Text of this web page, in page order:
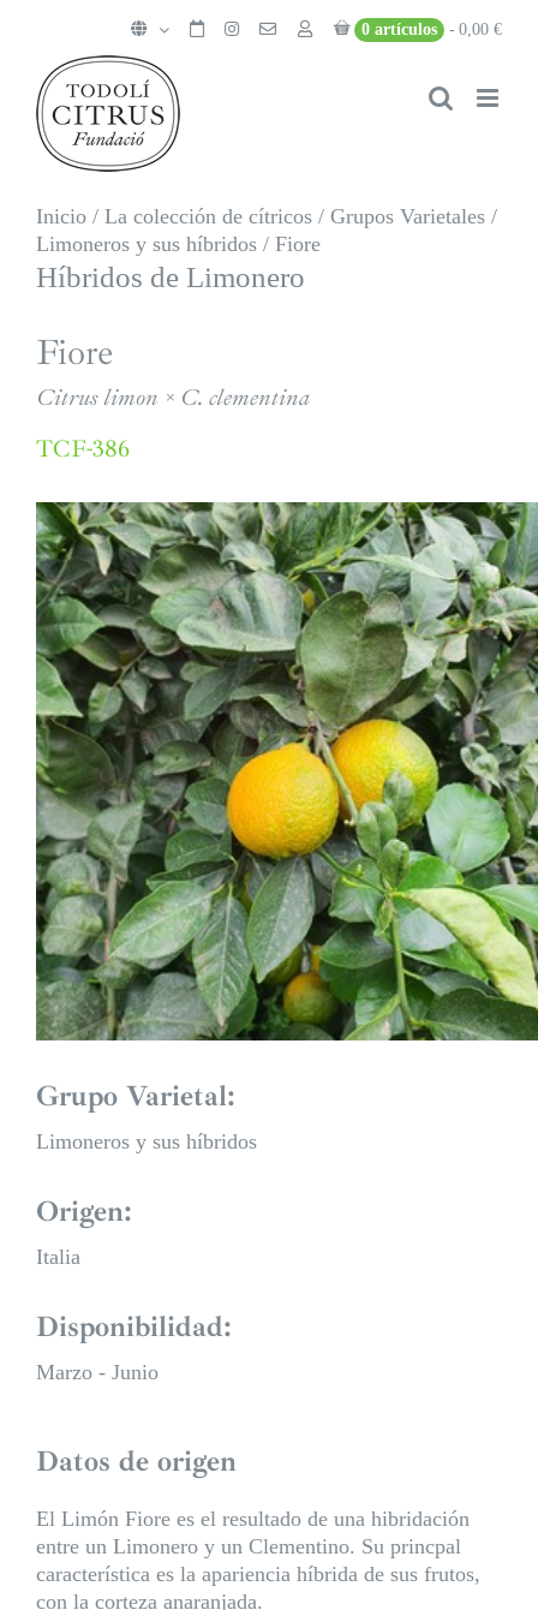
contenido
0 artículos 0,00 €
Inicio / La colección de cítricos / Grupos Varietales /
Limoneros y sus híbridos / Fiore
Híbridos de Limonero
Fiore
Citrus limon × C. clementina
TCF-386
Grupo Varietal:
Limoneros y sus híbridos
Origen:
Italia
Disponibilidad:
Marzo - Junio
Datos de origen
El Limón Fiore es el resultado de una hibridación
entre un Limonero y un Clementino. Su princpal
característica es la apariencia híbrida de sus frutos,
con la corteza anaranjada.